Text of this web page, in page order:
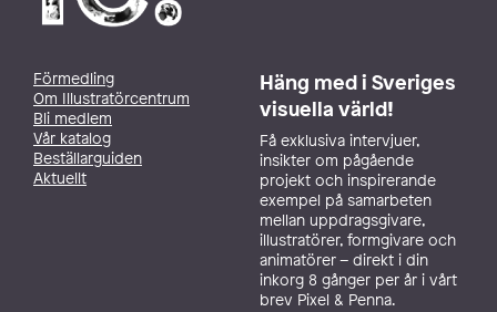
Förmedling
Om Illustratörcentrum
Bli medlem
Vår katalog
Beställarguiden
Aktuellt
Häng med i Sveriges
visuella värld!
Få exklusiva intervjuer,
insikter om pågående
projekt och inspirerande
exempel på samarbeten
mellan uppdragsgivare,
illustratörer, formgivare och
animatörer – direkt i din
inkorg 8 gånger per år i vårt
brev Pixel & Penna.